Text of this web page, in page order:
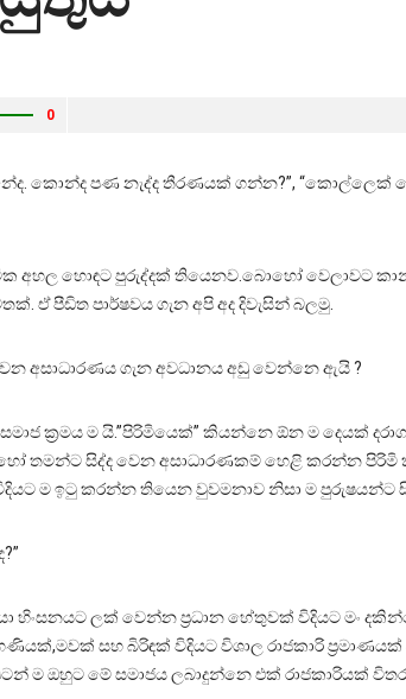
0
නේද. කොන්ද පණ නැද්ද තීරණයක් ගන්න?”,
අහල හොඳට පුරුද්දක් තියෙනව.බොහෝ වෙලාවට
ඒ පීඩිත පාර්ෂවය ගැන අපි අද දිවැසින් බලමු.
අසාධාරණය ගැන අවධානය අඩු වෙන්නෙ ඇයි ?
ක්‍රමය ම යි.”පිරිමියෙක්” කියන්නෙ ඕන ම දෙයක්
තමන්ට සිද්ද වෙන අසාධාරණකම් හෙළි කරන්න
ම ඉටු කරන්න තියෙන වුවමනාව නිසා ම පුරුෂයන්ට
හිංසනයට ලක් වෙන්න ප්‍රධාන හේතුවක් විදියට මං
සහ බිරිඳක් විදියට විශාල රාජකාරි ප්‍රමාණයක්
ම ඔහුට මේ සමාජය ලබාදුන්නෙ එක් රාජකාරියක්